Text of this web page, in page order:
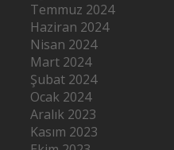
Temmuz 2024
Haziran 2024
Nisan 2024
Mart 2024
Şubat 2024
Ocak 2024
Aralık 2023
Kasım 2023